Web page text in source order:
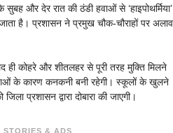
और देर रात की ठंडी हवाओं से ‘हाइपोथर्मिया’
है। प्रशासन ने प्रमुख चौक-चौराहों पर अलाव
ही कोहरे और शीतलहर से पूरी तरह मुक्ति मिलने
के कारण कनकनी बनी रहेगी। स्कूलों के खुलने
प्रशासन द्वारा दोबारा की जाएगी।
STORIES & ADS